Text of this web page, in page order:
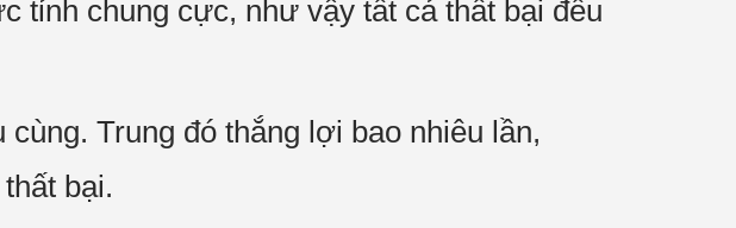
tỉnh chung cực, như vậy tất cả thất bại đều
Trung đó thắng lợi bao nhiêu lần,
bại.